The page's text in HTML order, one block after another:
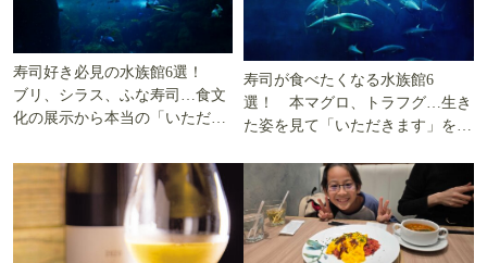
寿司好き必見の水族館6選！
ブリ、シラス、ふな寿司…食文
化の展示から本当の「いただき
寿司が食べたくなる水族館6
選！ 本マグロ、トラフグ…生き
た姿を見て「いただきます」を考